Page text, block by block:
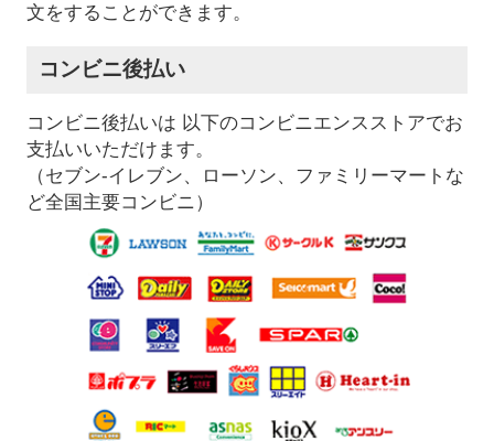
文をすることができます。
コンビニ後払い
コンビニ後払いは 以下のコンビニエンスストアでお
支払いいただけます。
（セブン-イレブン、ローソン、ファミリーマートな
ど全国主要コンビニ）